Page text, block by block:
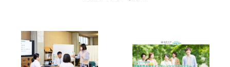
#観光 #大学生インターンシップ
#インターンシップ #観光業界 #就活